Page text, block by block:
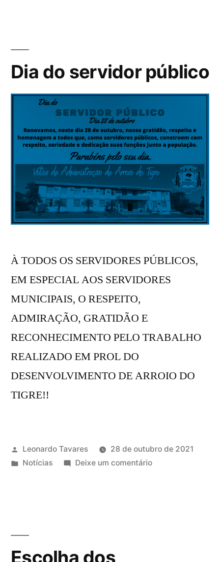
Dia do servidor público
À TODOS OS SERVIDORES PÚBLICOS,
EM ESPECIAL AOS SERVIDORES
MUNICIPAIS, O RESPEITO,
ADMIRAÇÃO, GRATIDÃO E
RECONHECIMENTO PELO TRABALHO
REALIZADO EM PROL DO
DESENVOLVIMENTO DE ARROIO DO
TIGRE!!
Leonardo Tavares
28 de outubro de 2021
Notícias
Deixe um comentário
Escolha dos